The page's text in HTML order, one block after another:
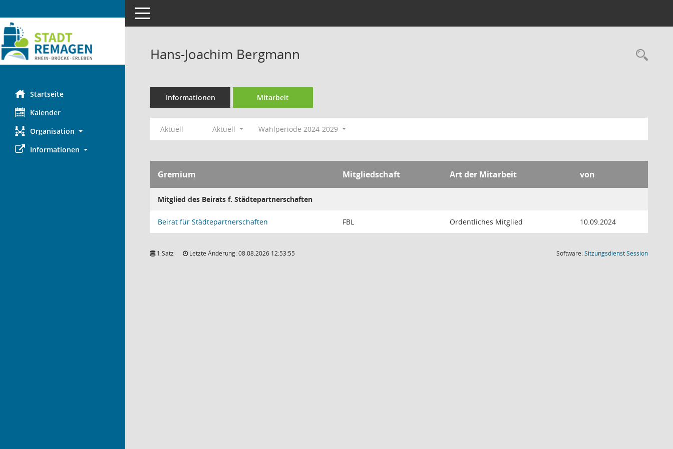
Startseite
Kalender
Organisation
Informationen
Toggle navigation
Hans-Joachim Bergmann
Informationen Mitarbeit
Aktuell Aktuell Wahlperiode 2024-2029
Gremium Mitgliedschaft Art der Mitarbeit von
Mitglied des Beirats f. Städtepartnerschaften
Beirat für Städtepartnerschaften FBL Ordentliches Mitglied 10.09.2024
1 Satz Letzte Änderung: 08.08.2026 12:53:55 Software:SitzungsdienstSession(Wird in